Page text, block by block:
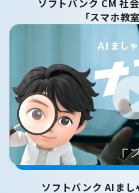
ソフトバンク CM 社
「スマホ教
ソフトバンク AIま